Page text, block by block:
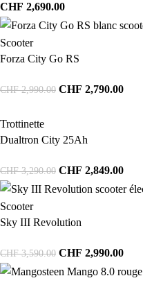
CHF 2,690.00
Scooter
Forza City Go RS
CHF2,990.00 CHF 2,790.00
Trottinette
Dualtron City 25Ah
CHF3,290.00 CHF 2,849.00
Scooter
Sky III Revolution
CHF3,590.00 CHF 2,990.00